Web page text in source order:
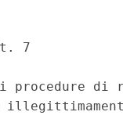
7
procedure di